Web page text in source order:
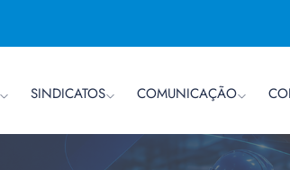
SINDICATOS COMUNICAÇÃO